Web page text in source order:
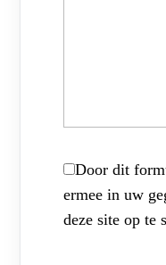
Door dit
ermee in uw
deze site op te